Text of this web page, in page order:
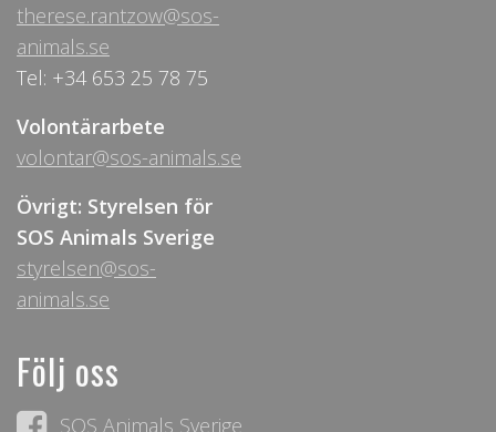
therese.rantzow@sos-
animals.se
Tel: +34 653 25 78 75
Volontärarbete
volontar@sos-animals.se
Övrigt: Styrelsen för
SOS Animals Sverige
styrelsen@sos-
animals.se
Följ oss
SOS Animals Sverige